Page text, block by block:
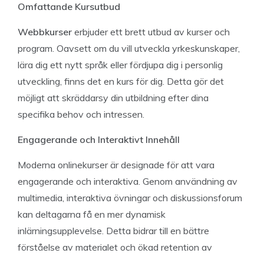
Omfattande Kursutbud
Webbkurser erbjuder ett brett utbud av kurser och
program. Oavsett om du vill utveckla yrkeskunskaper,
lära dig ett nytt språk eller fördjupa dig i personlig
utveckling, finns det en kurs för dig. Detta gör det
möjligt att skräddarsy din utbildning efter dina
specifika behov och intressen.
Engagerande och Interaktivt Innehåll
Moderna onlinekurser är designade för att vara
engagerande och interaktiva. Genom användning av
multimedia, interaktiva övningar och diskussionsforum
kan deltagarna få en mer dynamisk
inlärningsupplevelse. Detta bidrar till en bättre
förståelse av materialet och ökad retention av